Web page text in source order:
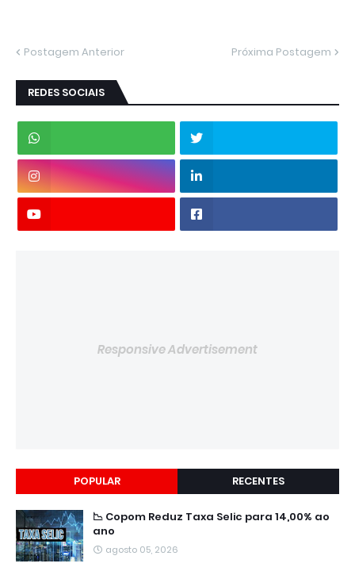
Postagem Anterior Próxima Postagem
REDES SOCIAIS
Responsive Advertisement
POPULAR RECENTES
📉 Copom Reduz Taxa Selic para 14,00% ao
ano
agosto 05, 2026